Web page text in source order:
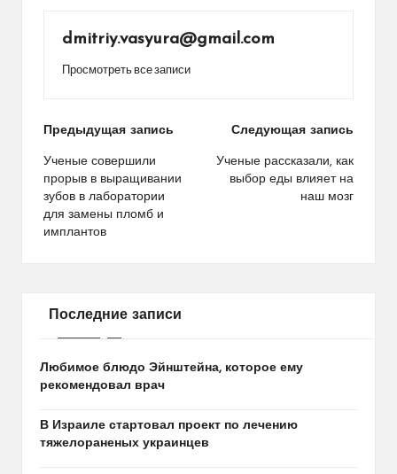
dmitriy.vasyura@gmail.com
Просмотреть все записи
Навигация
по
записям
Предыдущая запись
Ученые совершили
прорыв в выращивании
зубов в лаборатории
для замены пломб и
имплантов
Следующая запись
Ученые рассказали, как
выбор еды влияет на
наш мозг
Последние записи
Любимое блюдо Эйнштейна, которое ему
рекомендовал врач
В Израиле стартовал проект по лечению
тяжелораненых украинцев